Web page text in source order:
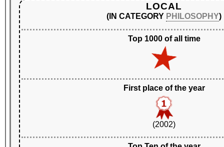
LOCAL
(IN CATEGORY PHILOSOPHY)
Top 1000 of all time
First place of the year
(2002)